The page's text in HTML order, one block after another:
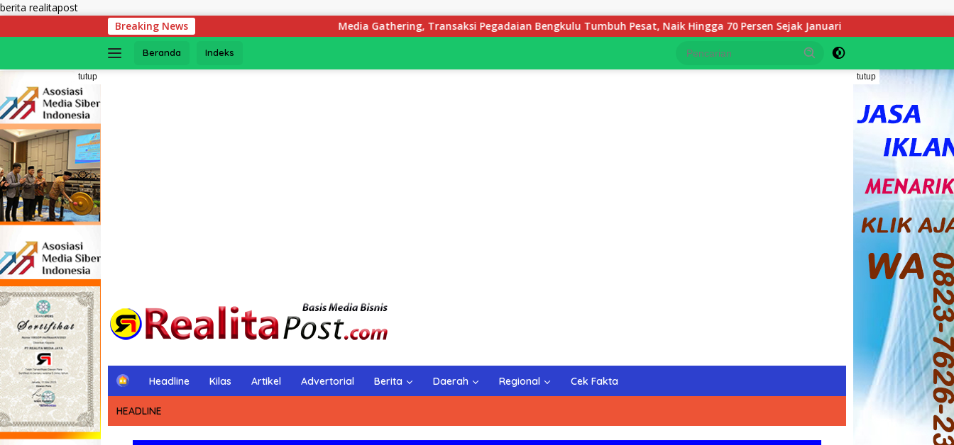
berita realitapostLangsung
konten
Breaking News Media Gathering, Transaksi Pegadaian Bengkulu Tumbuh Pesat, Naik Hingga 70 Persen Sejak Januari Keluarga YS Angkat Bicara:
Beranda Indeks
tutup tutup
H
m
e
Headline Kilas Artikel Advertorial Berita Daerah Regional Cek Fakta
HEADLINE